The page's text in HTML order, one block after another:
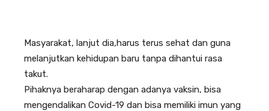
Masyarakat, lanjut dia,harus terus sehat dan guna
melanjutkan kehidupan baru tanpa dihantui rasa
takut.
Pihaknya beraharap dengan adanya vaksin, bisa
mengendalikan Covid-19 dan bisa memiliki imun yang